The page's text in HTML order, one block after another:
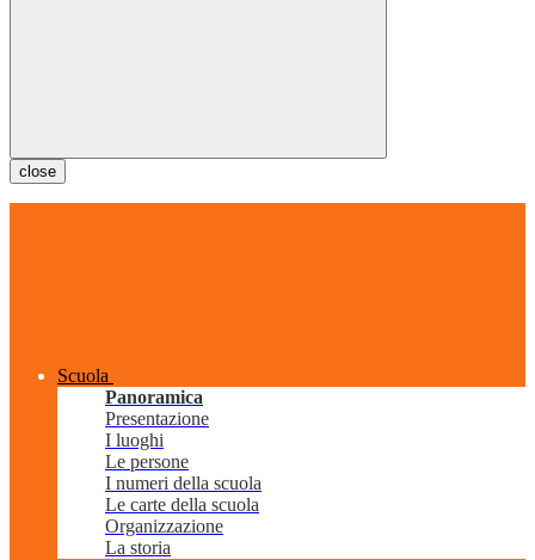
close
Scuola
Panoramica
Presentazione
I luoghi
Le persone
I numeri della scuola
Le carte della scuola
Organizzazione
La storia